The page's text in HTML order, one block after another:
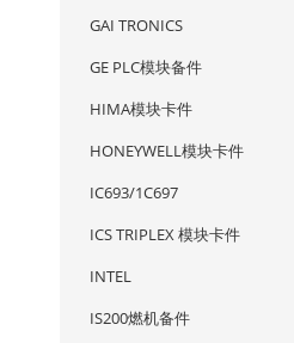
GAI TRONICS
GE PLC模块备件
HIMA模块卡件
HONEYWELL模块卡件
IC693/1C697
ICS TRIPLEX 模块卡件
INTEL
IS200燃机备件